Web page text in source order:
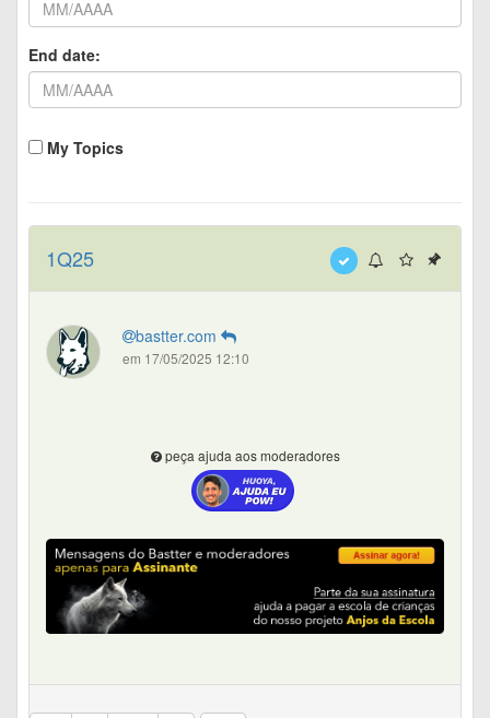
End date:
My Topics
1Q25
bastter.com
em 17/05/2025 12:10
peça ajuda aos moderadores